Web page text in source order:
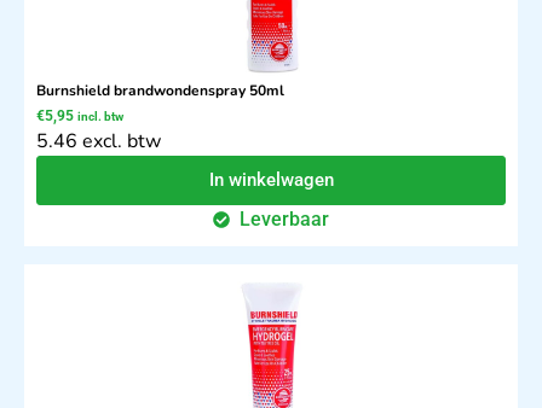
Burnshield brandwondenspray 50ml
€5,95 incl. btw
5.46 excl. btw
In winkelwagen
Leverbaar